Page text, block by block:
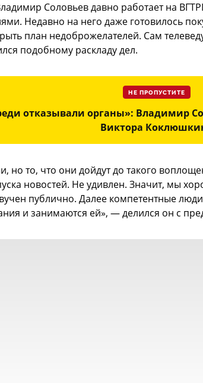
Соловьев давно работает на
Недавно на него даже готовилось
план недоброжелателей. Сам
подобному раскладу дел.
НЕ ПРОПУСТИТЕ
отказывали органы»: Владимир
Виктора
но то, что они дойдут до такого
новостей. Не удивлен. Значит, мы
публично. Далее компетентные
и занимаются ей», — делился он с